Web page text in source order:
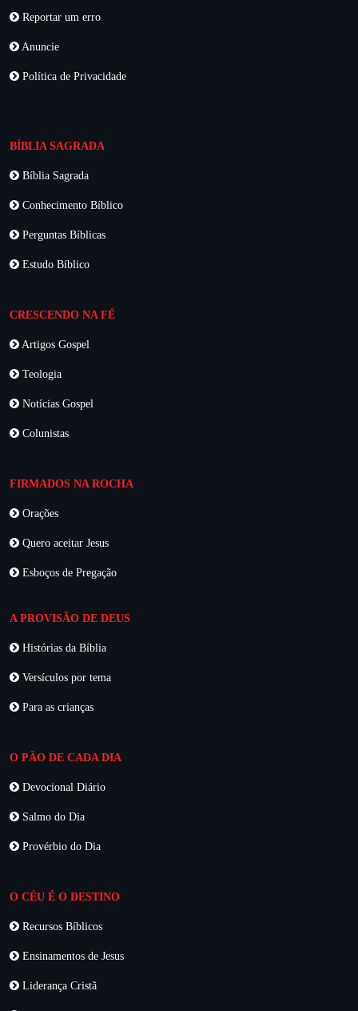
Reportar um erro
Anuncie
Política de Privacidade
BÍBLIA SAGRADA
Bíblia Sagrada
Conhecimento Bíblico
Perguntas Bíblicas
Estudo Bíblico
CRESCENDO NA FÉ
Artigos Gospel
Teologia
Notícias Gospel
Colunistas
FIRMADOS NA ROCHA
Orações
Quero aceitar Jesus
Esboços de Pregação
A PROVISÃO DE DEUS
Histórias da Bíblia
Versículos por tema
Para as crianças
O PÃO DE CADA DIA
Devocional Diário
Salmo do Dia
Provérbio do Dia
O CÉU É O DESTINO
Recursos Bíblicos
Ensinamentos de Jesus
Liderança Cristã